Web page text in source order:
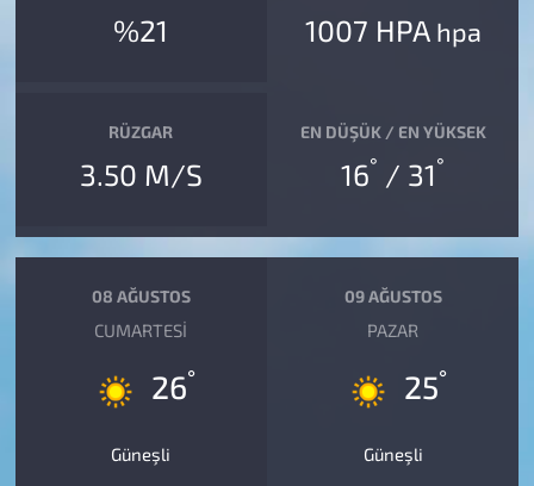
%21 1007 HPA hpa
RÜZGAR
3.50 M/S
EN DÜŞÜK / EN YÜKSEK
16° / 31°
08 AĞUSTOS
CUMARTESI
26°
Güneşli
09 AĞUSTOS
PAZAR
25°
Güneşli